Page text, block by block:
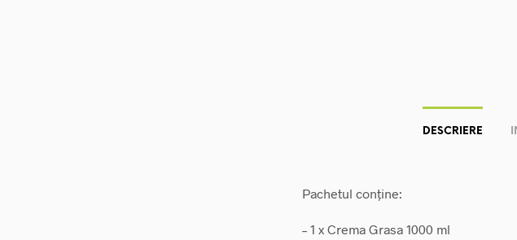
DESCRIERE
Pachetul conține:
– 1 x Crema Grasa 1000 ml